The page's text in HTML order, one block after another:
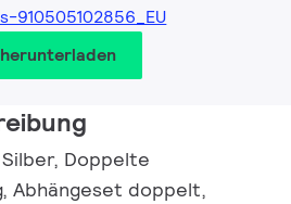
910505102856_EU
Silber, Doppelte
Abhängeset doppelt,